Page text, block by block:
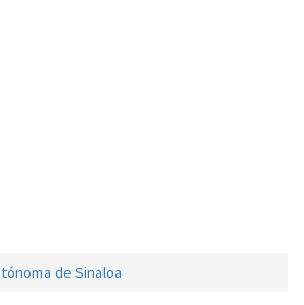
de Sinaloa